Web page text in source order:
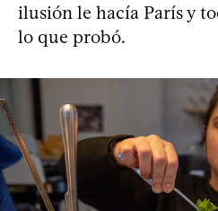
ilusión le hacía París y
lo que probó.